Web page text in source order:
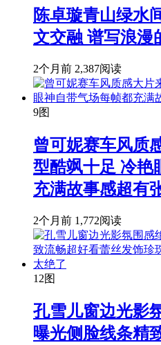
陈卓璇青山绿水
文交融 谱写浪漫
2个月前 2,387阅读
9图
曾可妮赛车风质
型酷飒十足 冷艳
充满故事感超有
2个月前 1,772阅读
12图
孔雪儿窗边光影
曝光侧脸线条精